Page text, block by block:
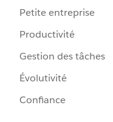
Petite entreprise
Productivité
Gestion des tâches
Évolutivité
Confiance